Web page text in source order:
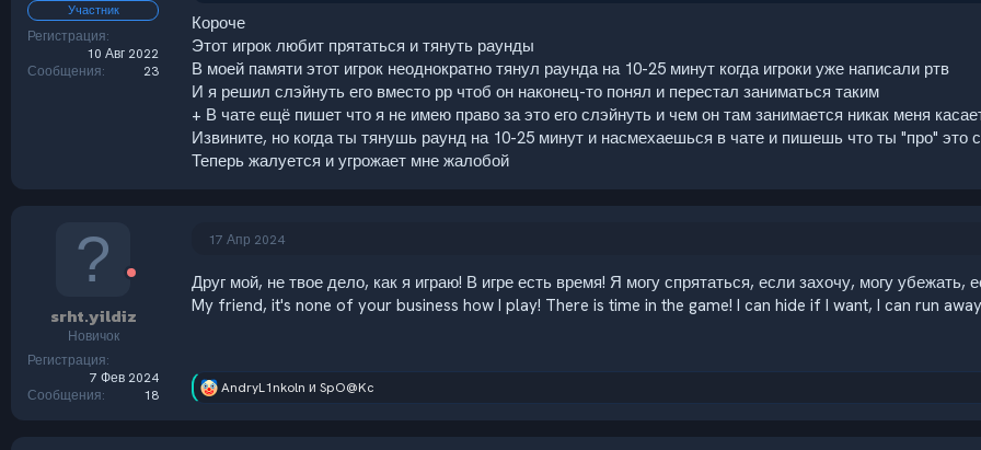
Участник
Регистрация
10 Авг 2022
Сообщения
23
Короче
Этот игрок любит прятаться и тянуть раунды
В моей памяти этот игрок неоднократно тянул раунда на 10-25 минут когда игроки уже написали ртв
И я решил слэйнуть его вместо рр чтоб он наконец-то понял и перестал заниматься таким
+ В чате ещё пишет что я не имею право за это его слэйнуть и чем он там занимается никак меня
Извините, но когда ты тянушь раунд на 10-25 минут и насмехаешься в чате и пишешь что ты "про" это
Теперь жалуется и угрожает мне жалобой
srht.yildiz
Новичок
Регистрация
7 Фев 2024
Сообщения
18
17 Апр 2024
Друг мой, не твое дело, как я играю! В игре есть время! Я могу спрятаться, если захочу, могу убежать,
My friend, it's none of your business how I play! There is time in the game! I can hide if I want, I can run
Р
AndryL1nkoln и SpO@Kc